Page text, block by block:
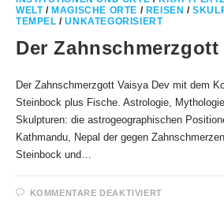
WELT/ MAGISCHE ORTE / REISEN /
TEMPEL /UNKATEGORISIERT
Der Zahnschmerzgott
Der Zahnschmerzgott Vaisya Dev mit dem
Steinbock plus Fische. Astrologie,
Skulpturen: die astrogeographischen
Kathmandu, Nepal der gegen
Steinbock und…
KOMMENTARE DEAKTIVIERTFÜR